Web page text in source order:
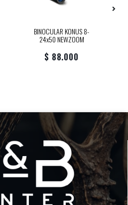
BINOCULAR KONUS 8-
24x50 NEWZOOM
$ 88.000